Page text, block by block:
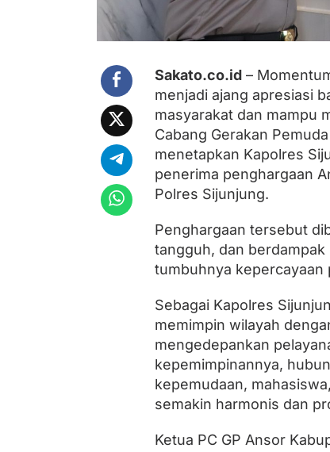
g
K
e
a
K
a
p
o
l
r
e
s
j
u
j
n
Sakato.co.id–
menjadi ajang apresiasi
masyarakat dan mampu
Cabang Gerakan
menetapkan Kapolres
penerima penghargaan
Polres Sijunjung.
Penghargaan tersebut
tangguh, dan
tumbuhnya kepercayaan
Sebagai Kapolres
memimpin wilayah
mengedepankan
kepemimpinannya,
kepemudaan,
semakin harmonis dan
Ketua PC GP Ansor